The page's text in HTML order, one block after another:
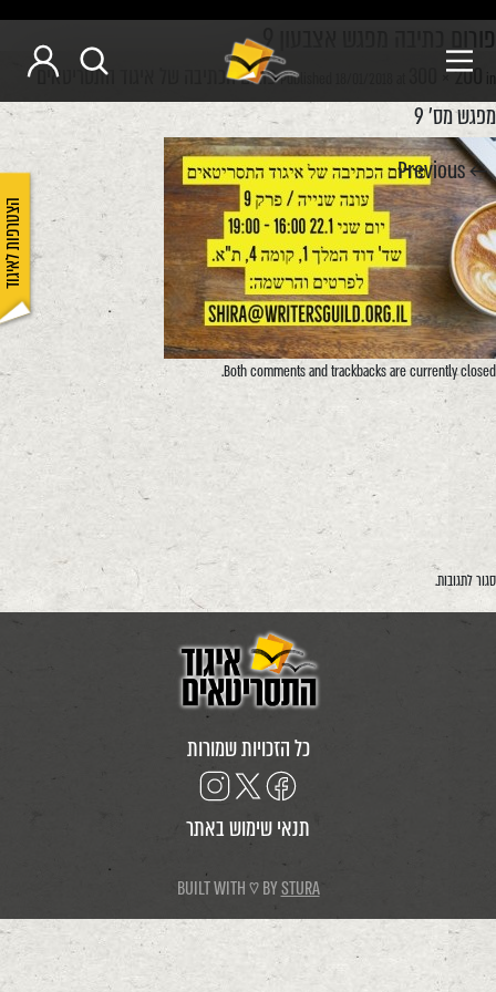
הצטרפות לאיגוד
פורום כתיבה מפגש אצבעון 9
Published 300 × 200 in
פורום הכתיבה של איגוד התסריטאים
מפגש מס' 9
← Previous
Both comments and trackbacks are currently closed.
סגור לתגובות.
כל הזכויות שמורות
תנאי שימוש באתר
BUILT WITH ♡ BYSTURA